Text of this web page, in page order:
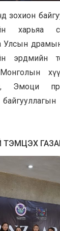
зохион
харьяа
Улсын
эрдмийн
Эмоци
ТЭМЦЭХ